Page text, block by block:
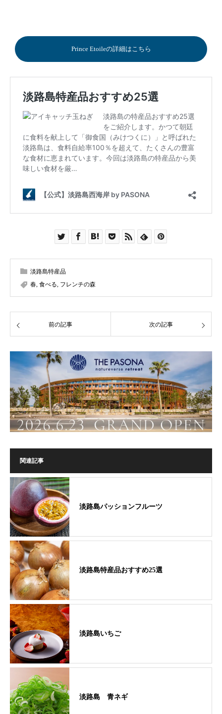
Prince Etoileの詳細はこちら
淡路島特産品
春, 食べる, フレンチの森
前の記事 次の記事
関連記事
淡路島パッションフルーツ
淡路島特産品おすすめ25選
淡路島いちご
淡路島 青ネギ